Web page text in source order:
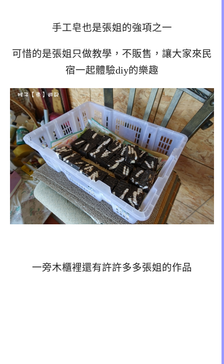
手工皂也是張姐的強項之一
可惜的是張姐只做教學，不販售，讓大家來民
宿一起體驗diy的樂趣
一旁木櫃裡還有許許多多張姐的作品